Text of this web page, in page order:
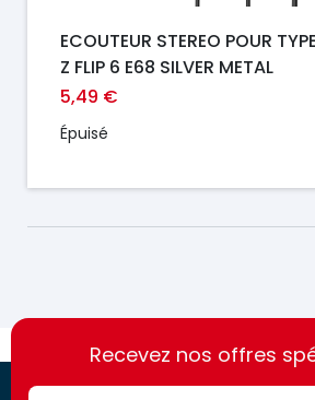
ECOUTEUR STEREO POUR
Z FLIP 6 E68 SILVER METAL
5,49 €
Épuisé
https://france-
access.fr
https://france-
access.fr
Recevez nos offres